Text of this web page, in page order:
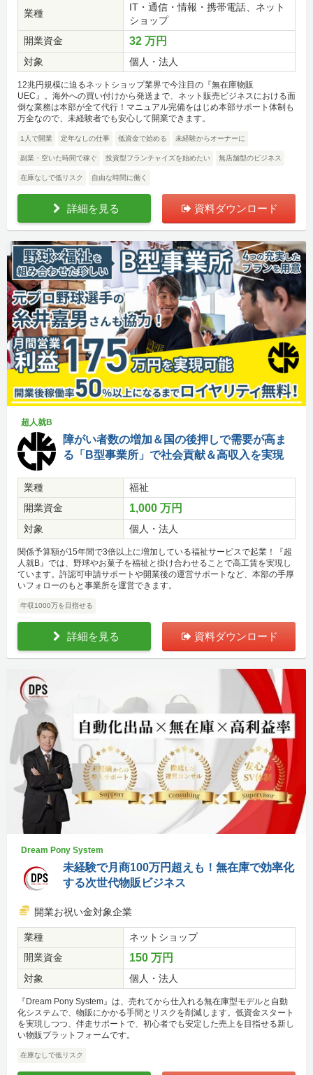
業種
IT・通信・情報・携帯電話、ネット
ショップ
開業資金
32 万円
対象 個人・法人
12兆円規模に迫るネットショップ業界で今注目の『無在庫物販
UEC』。海外への買い付けから発送まで、ネット販売ビジネスにおける面
倒な業務は本部が全て代行！マニュアル完備をはじめ本部サポート体制も
万全なので、未経験者でも安心して開業できます。
1人で開業 定年なしの仕事 低資金で始める 未経験からオーナーに
副業・空いた時間で稼ぐ 投資型フランチャイズを始めたい 無店舗型のビジネス
在庫なしで低リスク 自由な時間に働く
詳細を見る 資料ダウンロード
超人就B
障がい者数の増加＆国の後押しで需要が高ま
る「B型事業所」で社会貢献＆高収入を実現
業種
福祉
開業資金
1,000 万円
対象 個人・法人
関係予算額が15年間で3倍以上に増加している福祉サービスで起業！『超
人就B』では、野球やお菓子を福祉と掛け合わせることで高工賃を実現し
ています。許認可申請サポートや開業後の運営サポートなど、本部の手厚
いフォローのもと事業所を運営できます。
年収1000万を目指せる
詳細を見る 資料ダウンロード
Dream Pony System
未経験で月商100万円超えも！無在庫で効率化
する次世代物販ビジネス
開業お祝い金対象企業
業種
ネットショップ
開業資金
150 万円
対象 個人・法人
『Dream Pony System』は、売れてから仕入れる無在庫型モデルと自動
化システムで、物販にかかる手間とリスクを削減します。低資金スタート
を実現しつつ、伴走サポートで、初心者でも安定した売上を目指せる新し
い物販プラットフォームです。
在庫なしで低リスク